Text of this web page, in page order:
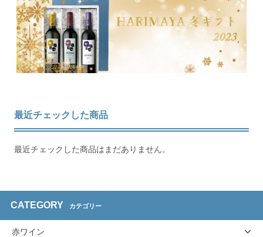
最近チェックした商品
最近チェックした商品はまだありません。
CATEGORY カテゴリー
赤ワイン